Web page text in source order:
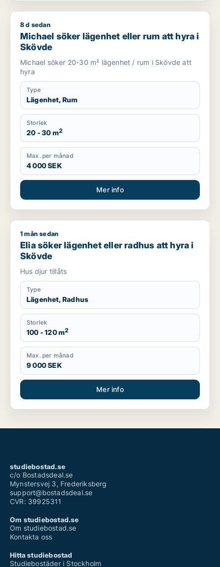
Michael söker lägenhet eller rum att hyra i Skövde
8 d sedan
Michael söker lägenhet eller rum att hyra i
Skövde
Michael söker 20-30 m² lägenhet / rum i Skövde att
hyra
Type
Lägenhet, Rum
Storlek
20 - 30 m2
Max. per månad
4 000 SEK
Mer info
Elia söker lägenhet eller radhus att hyra i Skövde
1 mån sedan
Elia söker lägenhet eller radhus att hyra i
Skövde
Hus djur tillåts
Type
Lägenhet, Radhus
Storlek
100 - 120 m2
Max. per månad
9 000 SEK
Mer info
studiebostad.se
c/o Bostadsdeal.se
Mynstersvej 3, Frederiksberg
support@bostadsdeal.se
CVR: 39925311
Om studiebostad.se
Om studiebostad.se
Kontakta oss
Hitta studiebostad
Studiebostäder i Stockholm